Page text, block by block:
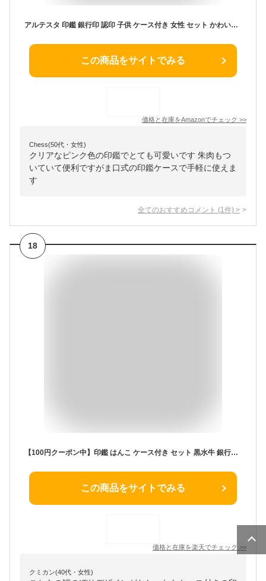
アルテスタ 印鑑 銀行印 認印 子供 ケース付き 女性 セット かわいい 名入れ 刻印 出産祝い ギフト お年玉 貯金 出生体重貯金 赤ちゃん 男の子 女の子 NAME releaf レリーフ (クリア×アンティークゴールド, オリジナルピンク)
この商品をサイトでみる
価格と在庫をAmazonでチェック >>
Chess(50代・女性)
クリアなピンク色の印鑑でとても可愛いです 朱肉もつ
いていて便利ですがま口式の印鑑ケースで手軽に使えま
す
全てのおすすめコメント (1 件) >
18
【100円クーポン中】印鑑 はんこ ケース付き セット 黒水牛 銀行印 12mm アタリ付き かわいい 印鑑ケース 赤色 鯉のぼり すっゴイ 朱肉付き 旧字 ひらがな カタカナ ローマ字 英語 外国人 作成 子供の日 女の子 男の子 夫婦 結婚 成人 出産 祝い プレゼント ギフト
この商品をサイトでみる
価格と在庫を楽天でチェック >>
クミカン(40代・女性)